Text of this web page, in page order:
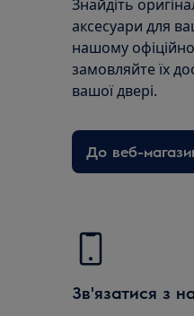
Знайдіть
аксесуари для
нашому
замовляйте їх
вашої двері.
До веб-
Зв'язатися з